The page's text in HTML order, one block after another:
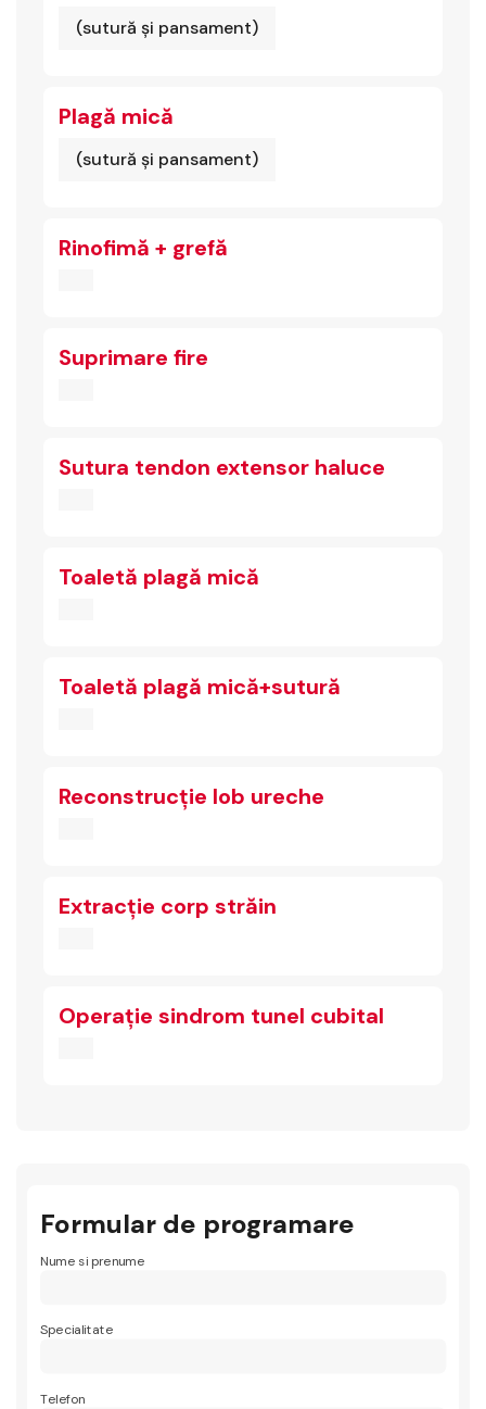
(sutură și pansament)
Plagă mică
(sutură și pansament)
Rinofimă + grefă
Suprimare fire
Sutura tendon extensor haluce
Toaletă plagă mică
Toaletă plagă mică+sutură
Reconstrucție lob ureche
Extracție corp străin
Operație sindrom tunel cubital
Formular de programare
Nume si prenume
Specialitate
Telefon